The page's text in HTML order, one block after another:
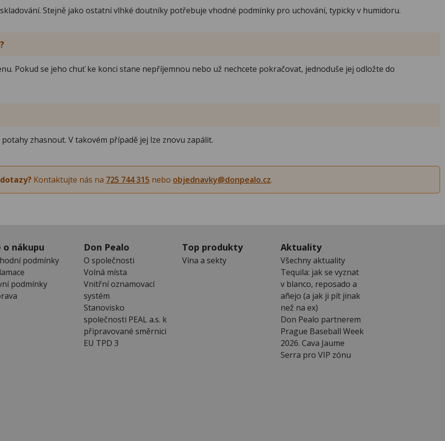
Stejně jako ostatní vlhké doutníky potřebuje vhodné podmínky pro uchování, typicky v humidoru.
Pokud se jeho chuť ke konci stane nepříjemnou nebo už nechcete pokračovat, jednoduše jej odložte do
zhasnout. V takovém případě jej lze znovu zapálit.
Kontaktujte nás na 725 744 315 nebo objednavky@donpealo.cz.
o nákupu
podmínky
podmínky
Don Pealo
O společnosti
Volná místa
Vnitřní oznamovací
systém
Stanovisko
společnosti PEAL a.s. k
připravované směrnici
EU TPD 3
Top produkty
Vína a sekty
Aktuality
Všechny aktuality
Tequila: jak se vyznat
v blanco, reposado a
añejo (a jak ji pít jinak
než na ex)
Don Pealo partnerem
Prague Baseball Week
2026. Cava Jaume
Serra pro VIP zónu